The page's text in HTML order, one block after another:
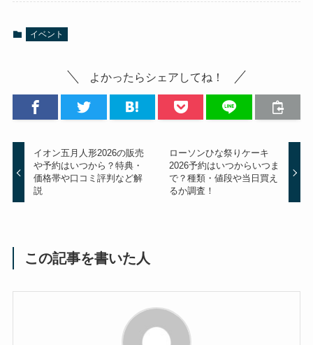
イベント
よかったらシェアしてね！
イオン五月人形2026の販売
や予約はいつから？特典・
価格帯や口コミ評判など解
説
ローソンひな祭りケーキ
2026予約はいつからいつま
で？種類・値段や当日買え
るか調査！
この記事を書いた人